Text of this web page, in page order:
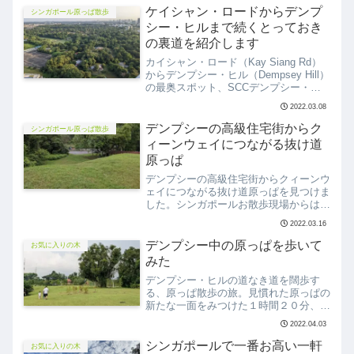
シンガポール原っぱ散歩
ケイシャン・ロードからデンプ
シー・ヒルまで続くとっておき
の裏道を紹介します
カイシャン・ロード（Kay Siang Rd）
からデンプシー・ヒル（Dempsey Hill）
の最奥スポット、SCCデンプシー・フ
ィールド（SCC Dempsey Field）につ
ながる（っているはずの）、地図に載っ
ていない裏道です。安全と猛犬に注意！
2022.03.08
シンガポール原っぱ散歩
デンプシーの高級住宅街からク
ィーンウェイにつながる抜け道
原っぱ
デンプシーの高級住宅街からクィーンウ
ェイにつながる抜け道原っぱを見つけま
した。シンガポールお散歩現場からは以
2022.03.16
お気に入りの木
デンプシー中の原っぱを歩いて
みた
デンプシー・ヒルの道なき道を闊歩す
る、原っぱ散歩の旅。見慣れた原っぱの
新たな一面をみつけた１時間２０分、
2022.04.03
お気に入りの木
シンガポールで一番お高い一軒